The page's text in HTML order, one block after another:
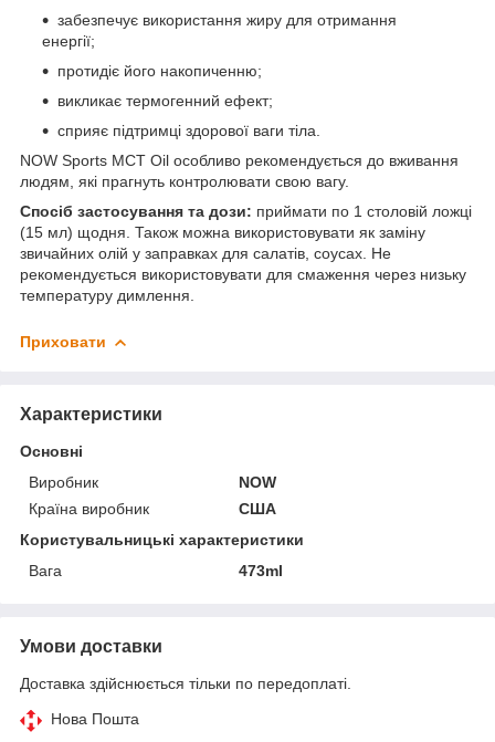
забезпечує використання жиру для отримання
енергії;
протидіє його накопиченню;
викликає термогенний ефект;
сприяє підтримці здорової ваги тіла.
NOW Sports MCT Oil особливо рекомендується до вживання
людям, які прагнуть контролювати свою вагу.
Спосіб застосування та дози: приймати по 1 столовій ложці
(15 мл) щодня. Також можна використовувати як заміну
звичайних олій у заправках для салатів, соусах. Не
рекомендується використовувати для смаження через низьку
температуру димлення.
Приховати
Характеристики
Основні
Виробник
NOW
Країна виробник
США
Користувальницькі характеристики
Вага
473ml
Умови доставки
Доставка здійснюється тільки по передоплаті.
Нова Пошта